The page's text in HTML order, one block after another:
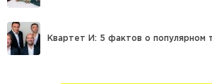
Квартет И: 5 фактов о популярном